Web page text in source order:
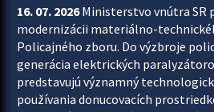
16. 07. 2026Ministerstvo vnútra SR
modernizácii materiálno-
Policajného zboru. Do výzbroje
generácia elektrických
predstavujú významný
používania donucovacích